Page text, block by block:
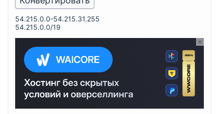
54.215.0.0-54.215.31.255
54.215.0.0/19